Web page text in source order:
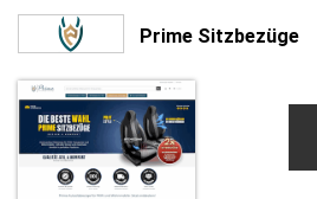
Prime Sitzbezüge